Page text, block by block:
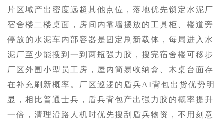
片区域产出密度远超其他点位，落地优先锁定水泥厂
宿舍楼二楼桌面，房间内靠墙摆放的工具柜、楼道旁
停放的水泥车内部容器是固定刷新载体，每局进入水
泥厂至少能搜到一到两瓶强力胶，搜完宿舍楼可移步
厂区外围小型员工房，屋内简易收纳盒、木桌台面存
在补充刷新概率。厂区巡逻的盾兵AI背包出货优势明
显，相比普通士兵，盾兵背包产出强力胶的概率提升
一倍，清理沿路人机时优先搜刮盾兵物资，不用刻意